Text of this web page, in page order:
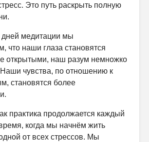
Это путь раскрыть полную
медитации мы
что наши глаза становятся
открытыми, наш разум немножко
Наши чувства, по отношению к
становятся более
практика продолжается каждый
когда мы начнём жить
от всех стрессов. Мы